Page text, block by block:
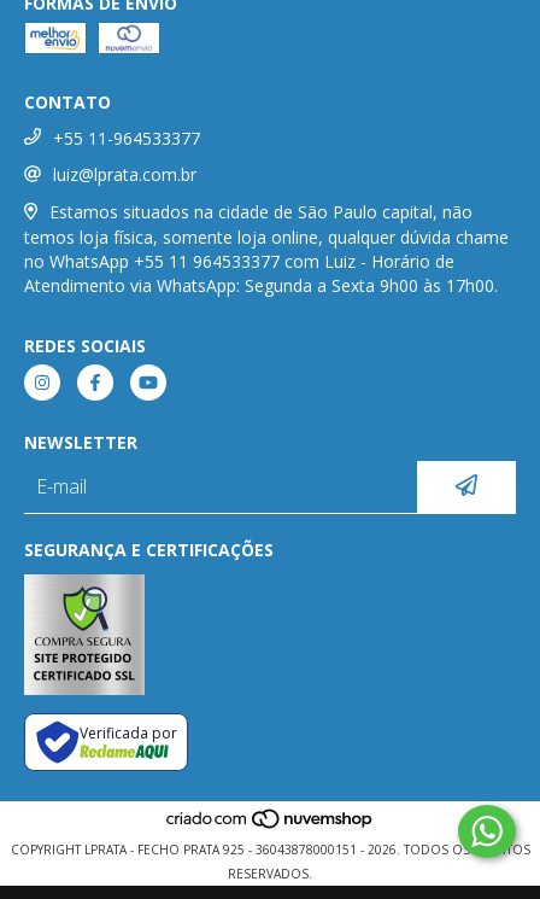
CONTATO
+55 11-964533377
luiz@lprata.com.br
Estamos situados na cidade de São Paulo capital, não
temos loja física, somente loja online, qualquer dúvida chame
no WhatsApp +55 11 964533377 com Luiz - Horário de
Atendimento via WhatsApp: Segunda a Sexta 9h00 às 17h00.
REDES SOCIAIS
NEWSLETTER
SEGURANÇA E CERTIFICAÇÕES
Verificada por
COPYRIGHT LPRATA - FECHO PRATA 925 - 36043878000151 - 2026. TODOS OS DIREITOS
RESERVADOS.